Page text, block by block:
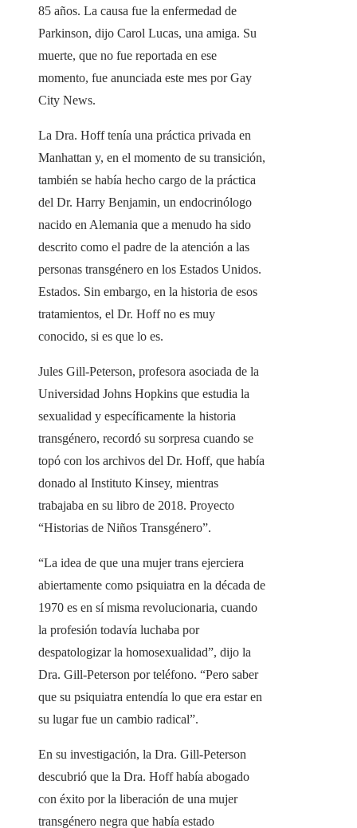
85 años. La causa fue la enfermedad de
Parkinson, dijo Carol Lucas, una amiga. Su
muerte, que no fue reportada en ese
momento, fue anunciada este mes por Gay
City News.
La Dra. Hoff tenía una práctica privada en
Manhattan y, en el momento de su transición,
también se había hecho cargo de la práctica
del Dr. Harry Benjamin, un endocrinólogo
nacido en Alemania que a menudo ha sido
descrito como el padre de la atención a las
personas transgénero en los Estados Unidos.
Estados. Sin embargo, en la historia de esos
tratamientos, el Dr. Hoff no es muy
conocido, si es que lo es.
Jules Gill-Peterson, profesora asociada de la
Universidad Johns Hopkins que estudia la
sexualidad y específicamente la historia
transgénero, recordó su sorpresa cuando se
topó con los archivos del Dr. Hoff, que había
donado al Instituto Kinsey, mientras
trabajaba en su libro de 2018. Proyecto
“Historias de Niños Transgénero”.
“La idea de que una mujer trans ejerciera
abiertamente como psiquiatra en la década de
1970 es en sí misma revolucionaria, cuando
la profesión todavía luchaba por
despatologizar la homosexualidad”, dijo la
Dra. Gill-Peterson por teléfono. “Pero saber
que su psiquiatra entendía lo que era estar en
su lugar fue un cambio radical”.
En su investigación, la Dra. Gill-Peterson
descubrió que la Dra. Hoff había abogado
con éxito por la liberación de una mujer
transgénero negra que había estado